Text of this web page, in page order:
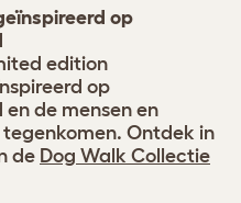
op
edition
op
de mensen en
Ontdek in
de Dog Walk Collectie